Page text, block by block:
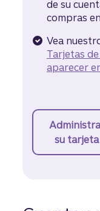
de su
compras
Vea
Tarjetas
aparecer
su tarjeta